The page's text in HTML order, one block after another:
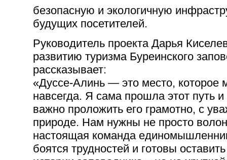
безопасную и экологичную
будущих посетителей.
Руководитель проекта Дарья
развитию туризма Буреинского
рассказывает:
«Дуссе-Алинь — это место, которое
навсегда. Я сама прошла этот путь
важно проложить его грамотно, с
природе. Нам нужны не просто
настоящая команда
боятся трудностей и готовы